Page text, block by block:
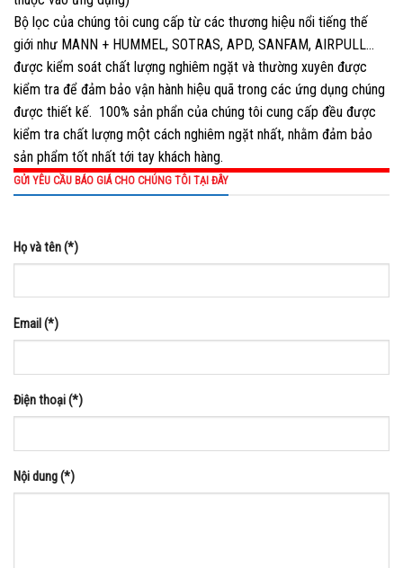
Bộ lọc của chúng tôi cung cấp từ các thương hiệu nổi tiếng thế
giới như MANN + HUMMEL, SOTRAS, APD, SANFAM, AIRPULL…
được kiểm soát chất lượng nghiêm ngặt và thường xuyên được
kiểm tra để đảm bảo vận hành hiệu quã trong các ứng dụng chúng
được thiết kế. 100% sản phẩn của chúng tôi cung cấp đều được
kiểm tra chất lượng một cách nghiêm ngặt nhất, nhằm đảm bảo
sản phẩm tốt nhất tới tay khách hàng.
GỬI YÊU CẦU BÁO GIÁ CHO CHÚNG TÔI TẠI ĐÂY
Họ và tên (*)
Email (*)
Điện thoại (*)
Nội dung (*)